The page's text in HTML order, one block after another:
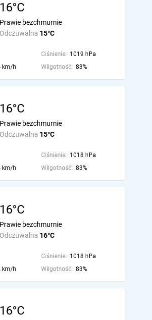
16°C
Odczuwalna 15°C
Prawie bezchmurnie
Ciśnienie: 1019 hPa
km/h Wilgotność: 83%
16°C
Odczuwalna 15°C
Prawie bezchmurnie
Ciśnienie: 1018 hPa
km/h Wilgotność: 83%
16°C
Odczuwalna 16°C
Prawie bezchmurnie
Ciśnienie: 1018 hPa
km/h Wilgotność: 83%
16°C